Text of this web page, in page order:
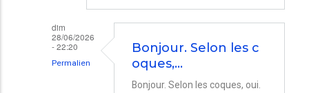
dim
28/06/2026
- 22:20
Permalien
Bonjour. Selon les c
oques,…
Bonjour. Selon les coques, oui.